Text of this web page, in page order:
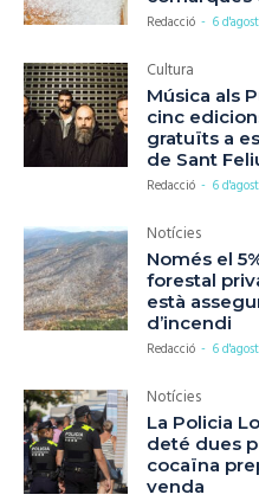
Redacció - 6
Cultura
Música als
cinc
gratuïts a
de Sant
Redacció - 6
Notícies
Només el
forestal
està
d’incendi
Redacció - 6
Notícies
La Policia
deté dues
cocaïna
venda